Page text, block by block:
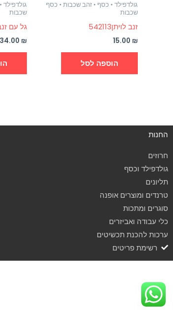
גולדפילד • כסף • זהב שכבות • כסף
שכבות
זנב לויתן542113
15.00 ₪
הוספה לסל
שכבות
גל עם זנב
34.00 ₪
החנות
חרוזים
גולדפילד וכסף
תליונים
טרנדים ומוצרים אופנה
סוגרים ומתכות
כלי עבודה ואביזרים
ערכות להכנת תכשיטים
רשימת פריטים